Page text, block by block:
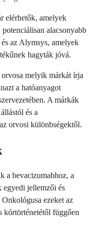
elérhetők, amelyek
alacsonyabb
az Alymsys, amelyek
hagyták jóvá.
melyik márkát írja
a hatóanyagot
A márkák
és a
orvosi különbségektől.
a bevacizumabhoz, a
egyedi jellemzői és
ezeket az
kórtörténetétől függően